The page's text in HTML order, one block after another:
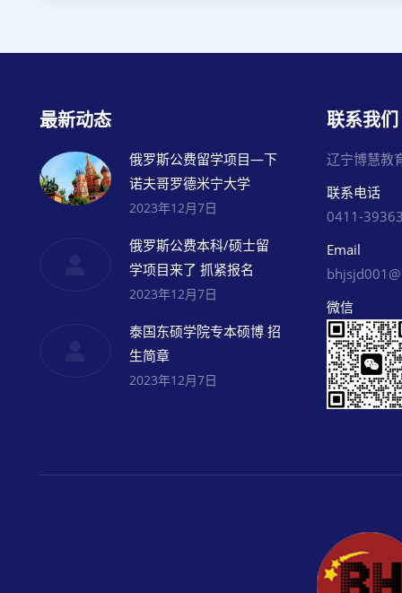
最新动态
俄罗斯公费留学项目—下
诺夫哥罗德米宁大学
2023年12月7日
俄罗斯公费本科/硕士留
学项目来了 抓紧报名
2023年12月7日
泰国东硕学院专本硕博 招
生简章
2023年12月7日
联系我们
辽宁博慧教
联系电话
0411-
Email
微信